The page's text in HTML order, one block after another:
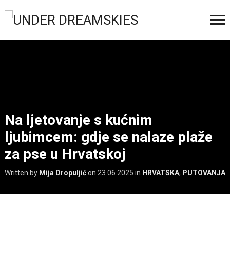
Na ljetovanje s kućnim
ljubimcem: gdje se nalaze plaže
za pse u Hrvatskoj
Written by Mija Dropuljićon 23.06.2025 in HRVATSKA, PUTOVANJA